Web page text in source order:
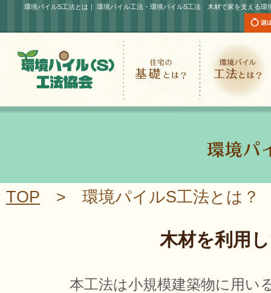
環境パイルS工法とは｜ 環境パイル工法・環境パイルS工法 木材で家を支える
環境パイル(S)工法協会住宅の基礎とは?
TOP > 環境パイルS工法とは？
木材を利用
本工法は小規模建築物に用い